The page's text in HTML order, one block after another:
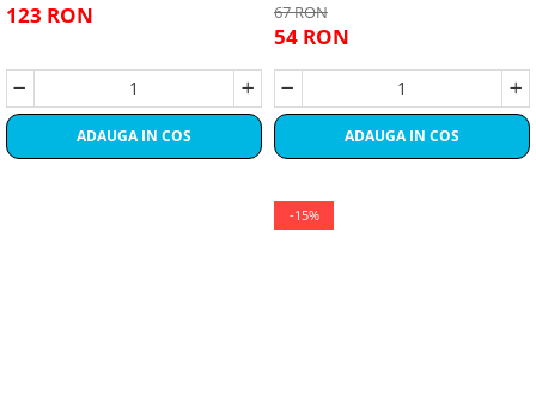
123 RON
ADAUGA IN COS
67 RON
54 RON
ADAUGA IN COS
-15%